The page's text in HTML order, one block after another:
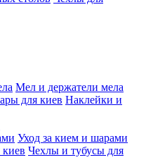
Мел и держатели мела
Наклейки и
Уход за кием и шарами
Чехлы и тубусы для